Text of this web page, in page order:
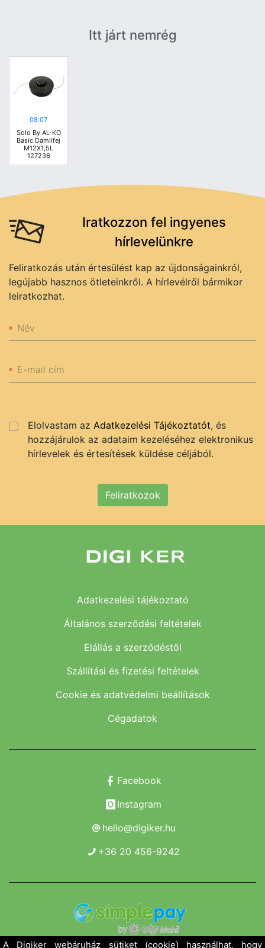
Itt járt nemrég
08:07
Solo By AL-KO
Basic Damilfej
M12X1,5L
127236
Iratkozzon fel ingyenes
hírlevelünkre
Feliratkozás után értesülést kap az újdonságainkról,
legújabb hasznos ötleteinkről. A hírlevélről bármikor
leiratkozhat.
Név
E-mail cím
Elolvastam az Adatkezelési Tájékoztatót, és
hozzájárulok az adataim kezeléséhez elektronikus
hírlevelek és értesítések küldése céljából.
Feliratkozok
Adatkezelési tájékoztató
Általános szerződési feltételek
Elállás a szerződéstől
Szállítási és fizetési feltételek
Cookie és adatvédelmi beállítások
Cégadatok
Facebook
Instagram
hello@digiker.hu
+36 20 456-9242